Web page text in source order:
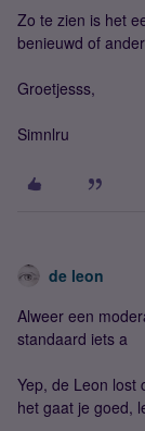
Zo te zien is het
benieuwd of
Groetjesss,
Simnlru
de leon
Alweer een
standaard iets a
Yep, de Leon lost
het gaat je goed,